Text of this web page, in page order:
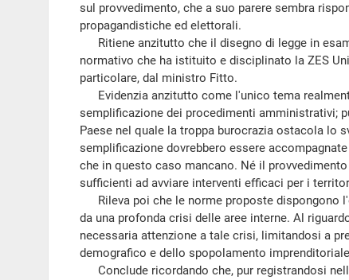
sul provvedimento, che a suo parere sembra
propagandistiche ed elettorali.
Ritiene anzitutto che il disegno di legge in
normativo che ha istituito e disciplinato la ZES
particolare, dal ministro Fitto.
Evidenzia anzitutto come l'unico tema
semplificazione dei procedimenti amministrativi;
Paese nel quale la troppa burocrazia ostacola lo
semplificazione dovrebbero essere
che in questo caso mancano. Né il
sufficienti ad avviare interventi efficaci per i
Rileva poi che le norme proposte dispongono
da una profonda crisi delle aree interne. Al
necessaria attenzione a tale crisi, limitandosi a
demografico e dello spopolamento
Conclude ricordando che, pur registrandosi